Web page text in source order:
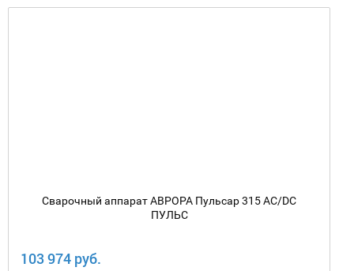
Сварочный аппарат АВРОРА Пульсар 315 AC/DC
ПУЛЬС
103 974 руб.